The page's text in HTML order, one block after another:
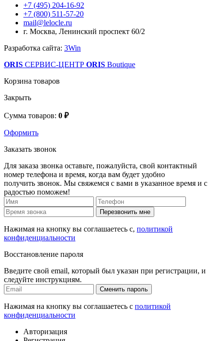
+7 (495) 204-16-92
+7 (800) 511-57-20
mail@lelocle.ru
г. Москва, Ленинский проспект 60/2
Разработка сайта: 3Win
ORIS СЕРВИС-ЦЕНТР ORIS Boutique
Корзина товаров
Закрыть
Сумма товаров: 0 ₽
Оформить
Заказать звонок
Для заказа звонка оставьте, пожалуйста, свой контактный
номер телефона и время, когда вам будет удобно
получить звонок. Мы свяжемся с вами в указанное время и с
радостью поможем!
Перезвонить мне
Нажимая на кнопку вы соглашаетесь с, политикой
конфиденциальности
Восстановление пароля
Введите свой email, который был указан при регистрации, и
следуйте инструкциям.
Сменить пароль
Нажимая на кнопку вы соглашаетесь с политикой
конфиденциальности
Авторизация